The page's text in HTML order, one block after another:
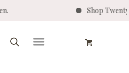
verzonden. Shop